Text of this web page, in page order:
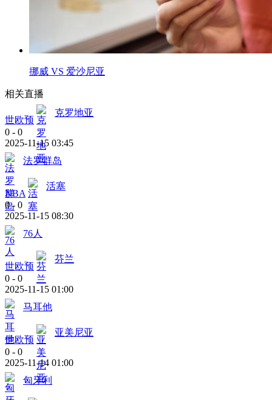
挪威 VS 爱沙尼亚
相关直播
世欧预
克罗地亚
0 - 0
2025-11-15 03:45
法罗群岛
NBA
活塞
0 - 0
2025-11-15 08:30
76人
世欧预
芬兰
0 - 0
2025-11-15 01:00
马耳他
世欧预
亚美尼亚
0 - 0
2025-11-14 01:00
匈牙利